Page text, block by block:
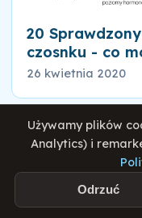
20
czosnku - co
26 kwietnia 2020
Dołącz
Używamy plików
Analytics) i
Odrzuć